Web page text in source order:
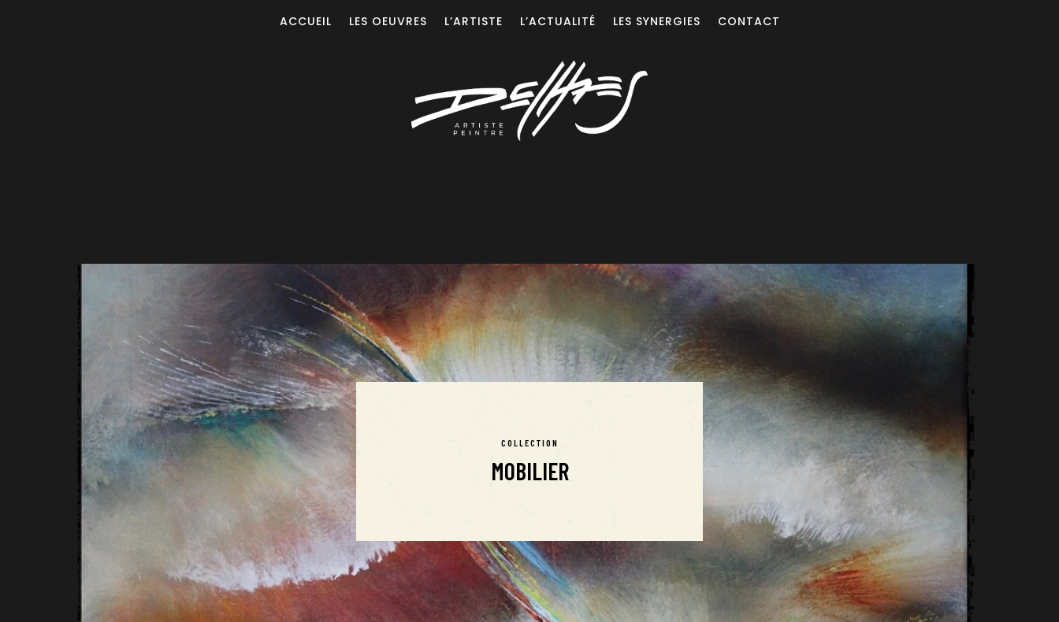
ACCUEIL LES OEUVRES L’ARTISTE L’ACTUALITÉ LES SYNERGIES CONTACT
COLLECTION
MOBILIER